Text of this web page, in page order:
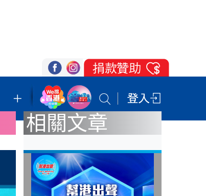
我們的立場 登記支持 聯絡我們
相關文章